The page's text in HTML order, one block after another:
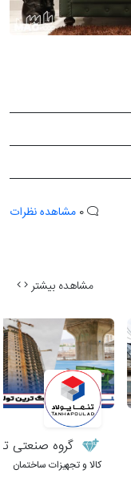
مشاهده نظرات
مشاهده بیشتر
گروه صنعتی
کالا و تجهیزات ساختمان